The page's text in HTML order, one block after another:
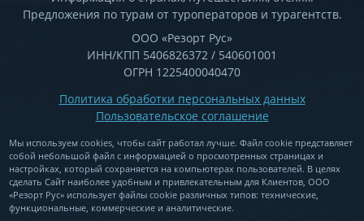
Предложения по турам от туроператоров и турагентств.
ООО «Резорт Рус»
ИНН/КПП 5406826372 / 540601001
ОГРН 1225400040470
Политика обработки персональных данных
Пользовательское соглашение
Мы используем cookies, чтобы сайт работал лучше. Файл cookie представляет
собой небольшой файл c информацией о просмотренных страницах и
настройках, который сохраняется на компьютерах пользователей. В целях
сделать Сайт наиболее удобным и привлекательным для Клиентов, ООО
«Резорт Рус» использует файлы cookie различных типов: технические,
функциональные, коммерческие и аналитические.